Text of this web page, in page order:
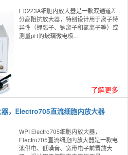
FD223A细胞内放大器是一款双通道差
分高阻抗放大器，特别设计用于离子特
异性（钾离子、钠离子和氯离子等）或
测量pH的玻璃微电极...
了解更多
，Electro705直流细胞内放大器
WPI Electro705细胞内放大器，
Electro705直流细胞内放大器是一款电
池供电、低噪音、宽带电子前置放大